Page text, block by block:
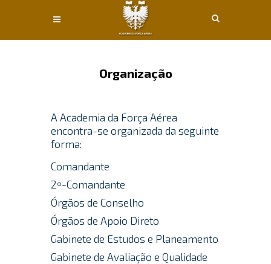
Organização
A Academia da Força Aérea
encontra-se organizada da seguinte
forma:
Comandante
2º-Comandante
Órgãos de Conselho
Órgãos de Apoio Direto
Gabinete de Estudos e Planeamento
Gabinete de Avaliação e Qualidade